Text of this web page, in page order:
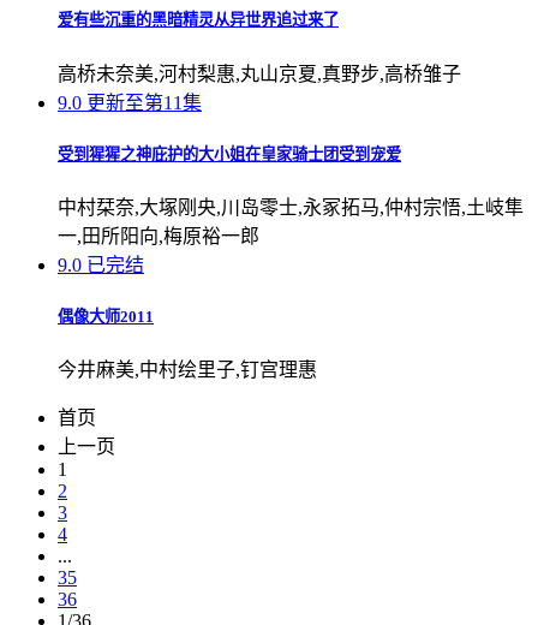
爱有些沉重的黑暗精灵从异世界追过来了
高桥未奈美,河村梨惠,丸山京夏,真野步,高桥雏子
9.0 更新至第11集
受到猩猩之神庇护的大小姐在皇家骑士团受到宠爱
中村栞奈,大塚刚央,川岛零士,永冢拓马,仲村宗悟,土岐隼
一,田所阳向,梅原裕一郎
9.0 已完结
偶像大师2011
今井麻美,中村绘里子,钉宫理惠
首页
上一页
1
2
3
4
...
35
36